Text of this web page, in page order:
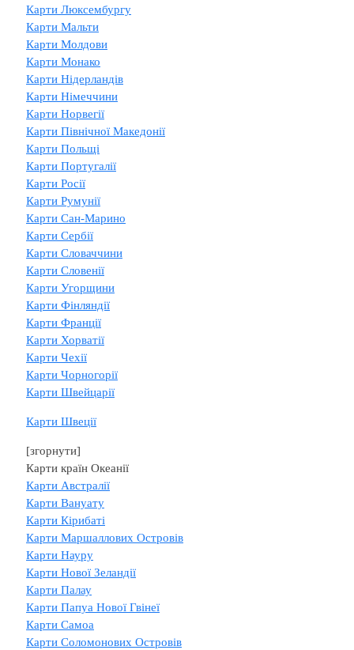
Карти Люксембургу
Карти Мальти
Карти Молдови
Карти Монако
Карти Нідерландів
Карти Німеччини
Карти Норвегії
Карти Північної Македонії
Карти Польщі
Карти Португалії
Карти Росії
Карти Румунії
Карти Сан-Марино
Карти Сербії
Карти Словаччини
Карти Словенії
Карти Угорщини
Карти Фінляндії
Карти Франції
Карти Хорватії
Карти Чехії
Карти Чорногорії
Карти Швейцарії
Карти Швеції
[згорнути]
Карти країн Океанії
Карти Австралії
Карти Вануату
Карти Кірибаті
Карти Маршаллових Островів
Карти Науру
Карти Нової Зеландії
Карти Палау
Карти Папуа Нової Гвінеї
Карти Самоа
Карти Соломонових Островів